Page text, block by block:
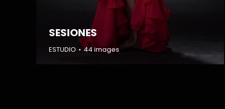
SESIONES
ESTUDIO 44 images